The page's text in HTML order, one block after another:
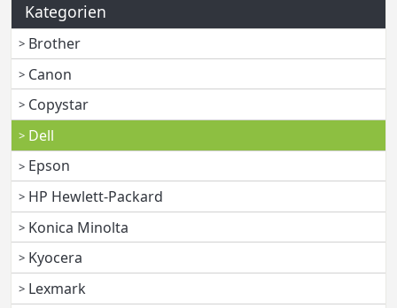
Kategorien
Brother
Canon
Copystar
Dell
Epson
HP Hewlett-Packard
Konica Minolta
Kyocera
Lexmark